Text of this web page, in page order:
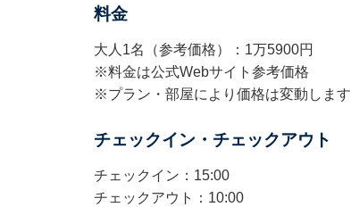
料金
大人1名（参考価格）：1万5900円
※料金は公式Webサイト参考価格
※プラン・部屋により価格は変動します
チェックイン・チェックアウト
チェックイン：15:00
チェックアウト：10:00